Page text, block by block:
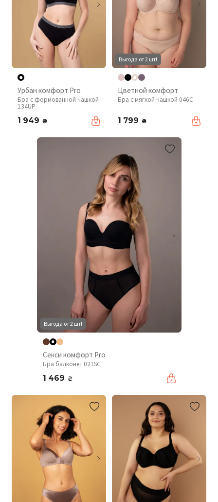
Урбан комфорт Pro
Бра с формованной чашкой
134UP
1 949 ₴
Выгода от 2 шт!
Цветной комфорт
Бра с мягкой чашкой 046C
1 799 ₴
Выгода от 2 шт!
Секси комфорт Pro
Бра балконет 021SC
1 469 ₴